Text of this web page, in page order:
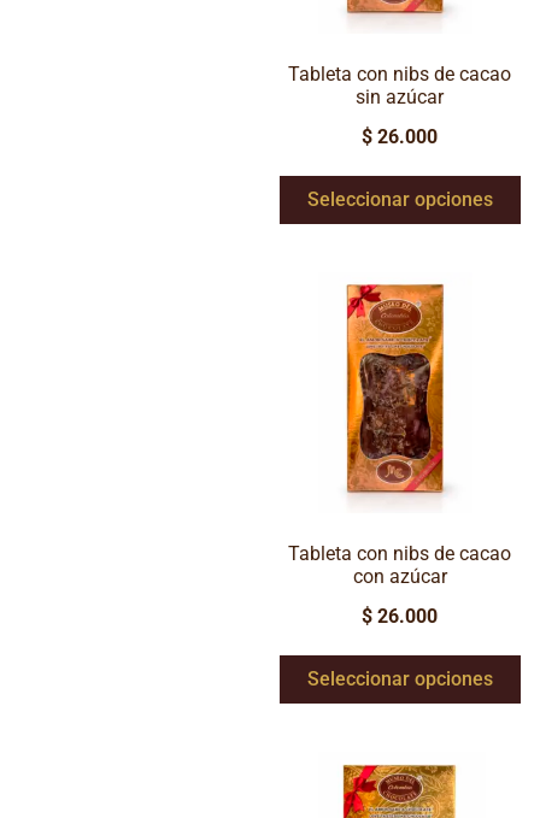
Tableta con nibs de cacao
sin azúcar
$ 26.000
Seleccionar opciones
Tableta con nibs de cacao
con azúcar
$ 26.000
Seleccionar opciones